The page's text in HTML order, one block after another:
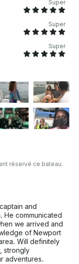
Super
Super
Super
réservé ce bateau.
and
He communicated
we arrived and
of Newport
Will definitely
strongly
adventures.